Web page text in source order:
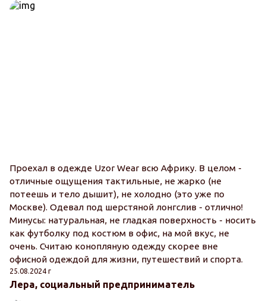
Проехал в одежде Uzor Wear всю Африку. В целом -
отличные ощущения тактильные, не жарко (не
потеешь и тело дышит), не холодно (это уже по
Москве). Одевал под шерстяной лонгслив - отлично!
Минусы: натуральная, не гладкая поверхность - носить
как футболку под костюм в офис, на мой вкус, не
очень. Считаю конопляную одежду скорее вне
офисной одеждой для жизни, путешествий и спорта.
25.08.2024 г
Лера, социальный предприниматель